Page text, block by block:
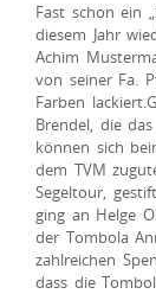
Fast schon ein
diesem Jahr
Achim
von seiner Fa.
Farben
Brendel, die
können sich
dem TVM
Segeltour,
ging an Helge
der Tombola
zahlreichen
dass die